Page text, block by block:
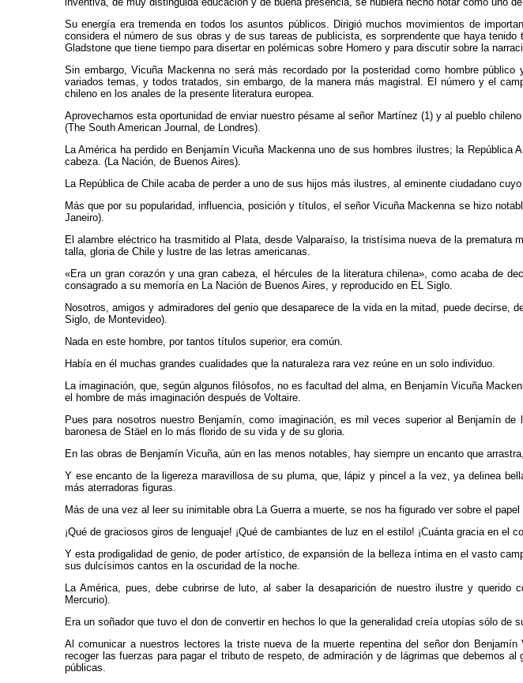
Su energía era tremenda en todos los asuntos públicos. Dirigió muchos movimientos de
considera el número de sus obras y de sus tareas de publicista, es sorprendente que haya
Gladstone que tiene tiempo para disertar en polémicas sobre Homero y para discutir sobre la
Sin embargo, Vicuña Mackenna no será más recordado por la posteridad como hombre
variados temas, y todos tratados, sin embargo, de la manera más magistral. El número y el
chileno en los anales de la presente literatura europea.
Aprovechamos esta oportunidad de enviar nuestro pésame al señor Martínez (1) y al pueblo
(The South American Journal, de Londres).
La América ha perdido en Benjamín Vicuña Mackenna uno de sus hombres ilustres; la
cabeza. (La Nación, de Buenos Aires).
La República de Chile acaba de perder a uno de sus hijos más ilustres, al eminente ciudadano
Más que por su popularidad, influencia, posición y títulos, el señor Vicuña Mackenna se hizo
Janeiro).
El alambre eléctrico ha trasmitido al Plata, desde Valparaíso, la tristísima nueva de la
talla, gloria de Chile y lustre de las letras americanas.
«Era un gran corazón y una gran cabeza, el hércules de la literatura chilena», como acaba de
consagrado a su memoría en La Nación de Buenos Aires, y reproducido en EL Siglo.
Nosotros, amigos y admiradores del genio que desaparece de la vida en la mitad, puede decirse,
Siglo, de Montevideo).
Nada en este hombre, por tantos títulos superior, era común.
Había en él muchas grandes cualidades que la naturaleza rara vez reúne en un solo individuo.
La imaginación, que, según algunos filósofos, no es facultad del alma, en Benjamín Vicuña
el hombre de más imaginación después de Voltaire.
Pues para nosotros nuestro Benjamín, como imaginación, es mil veces superior al Benjamín
baronesa de Stäel en lo más florido de su vida y de su gloria.
En las obras de Benjamín Vicuña, aún en las menos notables, hay siempre un encanto que
Y ese encanto de la ligereza maravillosa de su pluma, que, lápiz y pincel a la vez, ya delinea
más aterradoras figuras.
Más de una vez al leer su inimitable obra La Guerra a muerte, se nos ha figurado ver sobre el
¡Qué de graciosos giros de lenguaje! ¡Qué de cambiantes de luz en el estilo! ¡Cuánta gracia en el
Y esta prodigalidad de genio, de poder artístico, de expansión de la belleza íntima en el vasto
sus dulcísimos cantos en la oscuridad de la noche.
La América, pues, debe cubrirse de luto, al saber la desaparición de nuestro ilustre y
Mercurio).
Era un soñador que tuvo el don de convertir en hechos lo que la generalidad creía utopías sólo de
Al comunicar a nuestros lectores la triste nueva de la muerte repentina del señor don
recoger las fuerzas para pagar el tributo de respeto, de admiración y de lágrimas que debemos
públicas.